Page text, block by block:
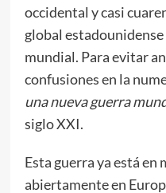
occidental y casi
global
mundial. Para evitar
confusiones en la
una nueva guerra
siglo XXI.
Esta guerra ya está en
abiertamente en